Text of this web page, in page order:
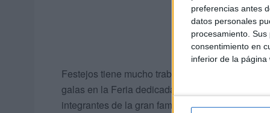
preferencias antes
datos personales
procesamiento.
consentimiento en
inferior de la página
Festejos tiene mucho trabajo por delante,
galas en la Feria dedicada a la Virgen de África
integrantes de la gran familia de Festejos se